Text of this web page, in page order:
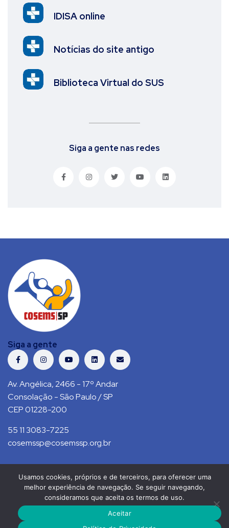
IDISA online
Notícias do site antigo
Biblioteca Virtual do SUS
Siga a gente nas redes
Siga a gente
Av. Angélica, 2466 - 17º Andar
Consolação - São Paulo / SP
CEP 01228-200
55 11 3083-7225
cosemssp@cosemssp.org.br
Política de Privacidade Contato
COSEMS/SP © 2021. Todos direitos reservados.
RS Press
Usamos cookies, próprios e de terceiros, para oferecer uma
melhor experiência de navegação. Se seguir navegando,
consideramos que aceita os termos de uso.
Aceitar